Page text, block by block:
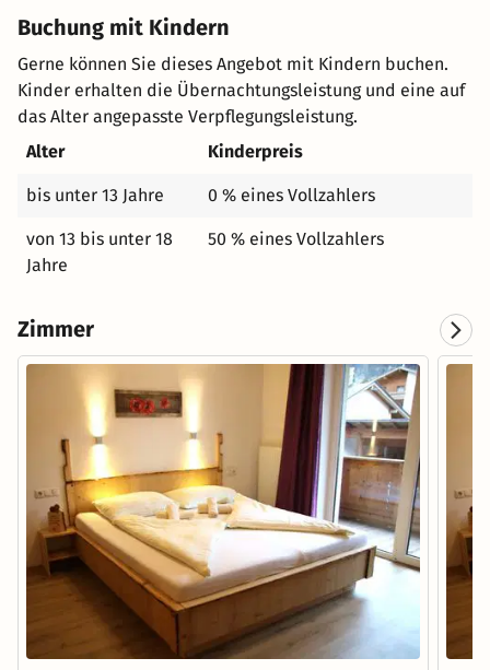
Buchung mit Kindern
Gerne können Sie dieses Angebot mit Kindern buchen.
Kinder erhalten die Übernachtungsleistung und eine auf
das Alter angepasste Verpflegungsleistung.
Alter
Kinderpreis
bis unter 13 Jahre 0 % eines Vollzahlers
von 13 bis unter 18
Jahre
50 % eines Vollzahlers
Zimmer